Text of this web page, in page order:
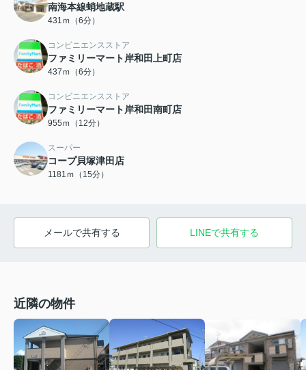
南海本線蛸地蔵駅
431ｍ（6分）
コンビニエンスストア
ファミリーマート岸和田上町店
437ｍ（6分）
コンビニエンスストア
ファミリーマート岸和田南町店
955ｍ（12分）
スーパー
コープ貝塚津田店
1181ｍ（15分）
メールで共有する LINEで共有する
近隣の物件